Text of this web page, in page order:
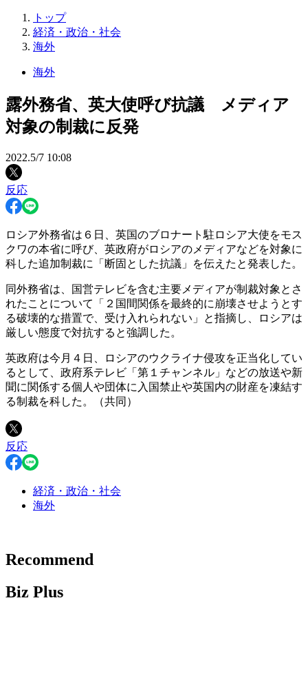
トップ
経済・政治・社会
海外
海外
露外務省、英大使呼び抗議 メディア
対象の制裁に反発
2022.5/7 10:08
反応
ロシア外務省は６日、英国のブロナート駐ロシア大使をモス
クワの本省に呼び、英政府がロシアのメディアなどを対象に
科した追加制裁に「断固とした抗議」を伝えたと発表した。
同外務省は、国営テレビを含む主要メディアが制裁対象とさ
れたことについて「２国間関係を最終的に崩壊させようとす
る破壊的な措置で、受け入れられない」と指摘し、ロシアは
厳しい態度で対抗すると強調した。
英政府は今月４日、ロシアのウクライナ侵攻を正当化してい
るとして、政府系テレビ「第１チャンネル」などの放送や新
聞に関係する個人や団体に入国禁止や英国内の財産を凍結す
る制裁を科した。（共同）
反応
経済・政治・社会
海外
Recommend
Biz Plus